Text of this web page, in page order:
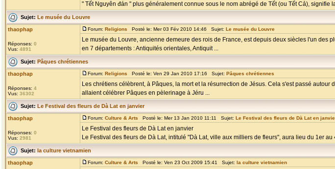
" Tết Nguyên đán " plus généralement connue sous le nom abrégé de Tết (ou Tết Cả), signifie
Sujet: Le musée du Louvre
thaophap
Réponses: 0
Vus: 4891
Forum: Religions Posté le: Mer 03 Fév 2010 14:46 Sujet: Le musée du Louvre
Le musée du Louvre, ancienne demeure des rois de France, est depuis deux siècles l'un des
en 7 départements : Antiquités orientales, Antiquit ...
Sujet: Pâques chrétiennes
thaophap
Réponses: 4
Vus: 36302
Forum: Religions Posté le: Ven 29 Jan 2010 17:16 Sujet: Pâques chrétiennes
Les chrétiens célèbrent, à Pâques, la mort et la résurrection de Jésus. Cela s'est passé autour
allaient célébrer Pâques en pèlerinage à Jéru ...
Sujet: Le Festival des fleurs de Dà Lat en janvier
thaophap
Réponses: 0
Vus: 2981
Forum: Culture & Arts Posté le: Mer 13 Jan 2010 11:11 Sujet: Le Festival des fleurs de Dà Lat en
Le Festival des fleurs de Dà Lat en janvier
Le Festival des fleurs de Dà Lat, intitulé "Dà Lat, ville aux milliers de fleurs", aura lieu du 1er
Sujet: la culture vietnamien
thaophap Forum: Culture & Arts Posté le: Ven 23 Oct 2009 15:41 Sujet: la culture vietnamien